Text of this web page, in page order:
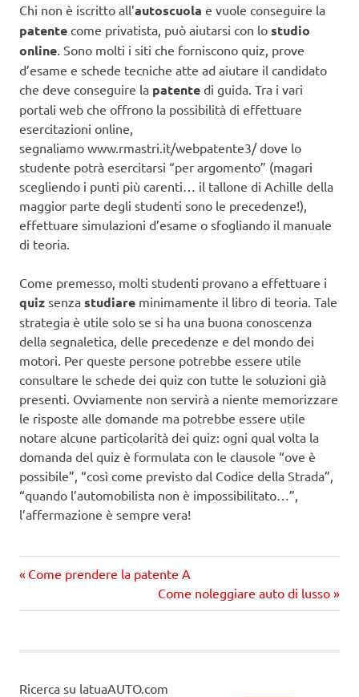
Chi non è iscritto all’autoscuola e vuole conseguire la
patente come privatista, può aiutarsi con lo studio
online . Sono molti i siti che forniscono quiz, prove
d’esame e schede tecniche atte ad aiutare il candidato
che deve conseguire la patente di guida. Tra i vari
portali web che offrono la possibilità di effettuare
esercitazioni online,
segnaliamo www.rmastri.it/webpatente3/ dove lo
studente potrà esercitarsi “per argomento” (magari
scegliendo i punti più carenti… il tallone di Achille della
maggior parte degli studenti sono le precedenze!),
effettuare simulazioni d’esame o sfogliando il manuale
di teoria.
Come premesso, molti studenti provano a effettuare i
quiz senza studiare minimamente il libro di teoria. Tale
strategia è utile solo se si ha una buona conoscenza
della segnaletica, delle precedenze e del mondo dei
motori. Per queste persone potrebbe essere utile
consultare le schede dei quiz con tutte le soluzioni già
presenti. Ovviamente non servirà a niente memorizzare
le risposte alle domande ma potrebbe essere utile
notare alcune particolarità dei quiz: ogni qual volta la
domanda del quiz è formulata con le clausole “ove è
possibile”, “così come previsto dal Codice della Strada”,
“quando l’automobilista non è impossibilitato…”,
l’affermazione è sempre vera!
Navigazione
articoli
Precedente
Come prendere la patente A
Prossimo
articolo
Come noleggiare auto di lusso
Ricerca su latuaAUTO.com